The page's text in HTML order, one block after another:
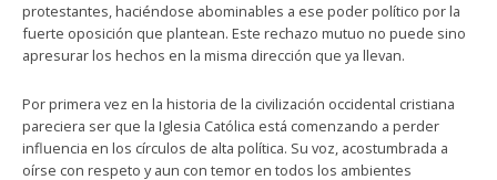
protestantes, haciéndose abominables a ese poder político por la
fuerte oposición que plantean. Este rechazo mutuo no puede sino
apresurar los hechos en la misma dirección que ya llevan.
Por primera vez en la historia de la civilización occidental cristiana
pareciera ser que la Iglesia Católica está comenzando a perder
influencia en los círculos de alta política. Su voz, acostumbrada a
oírse con respeto y aun con temor en todos los ambientes